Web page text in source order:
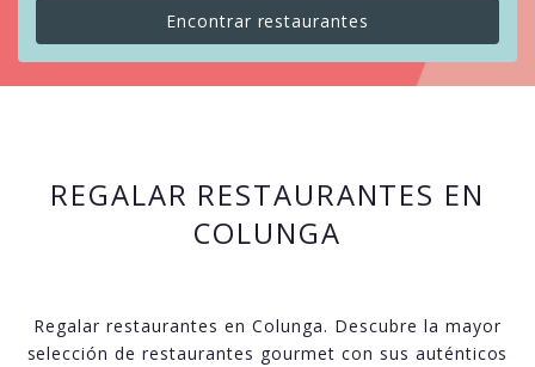
REGALAR RESTAURANTES EN
COLUNGA
Regalar restaurantes en Colunga. Descubre la mayor
selección de restaurantes gourmet con sus auténticos